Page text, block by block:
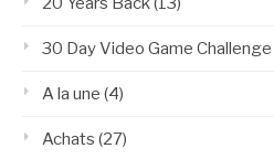
30 Day Video Game Challenge
A la une (4)
Achats (27)